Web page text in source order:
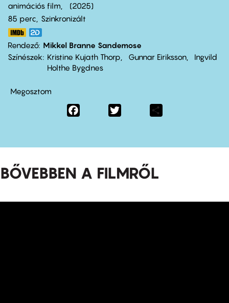
animációs film
2025
85 perc,
Szinkronizált
Rendező Mikkel Branne Sandemose
Színészek
Kristine Kujath Thorp Gunnar Eiriksson
Ingvild
Holthe Bygdnes
Megosztom
Facebook
BŐVEBBEN A FILMRŐL